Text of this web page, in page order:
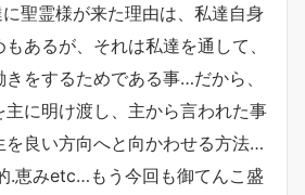
聖霊様が来た理由は、私達自身
あるが、それは私達を通して、
をするためである事…だから、
主に明け渡し、主から言われた事
を良い方向へと向かわせる方法…
.恵みetc…もう今回も御てんこ盛